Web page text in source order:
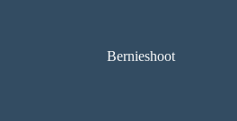
Bernieshoot